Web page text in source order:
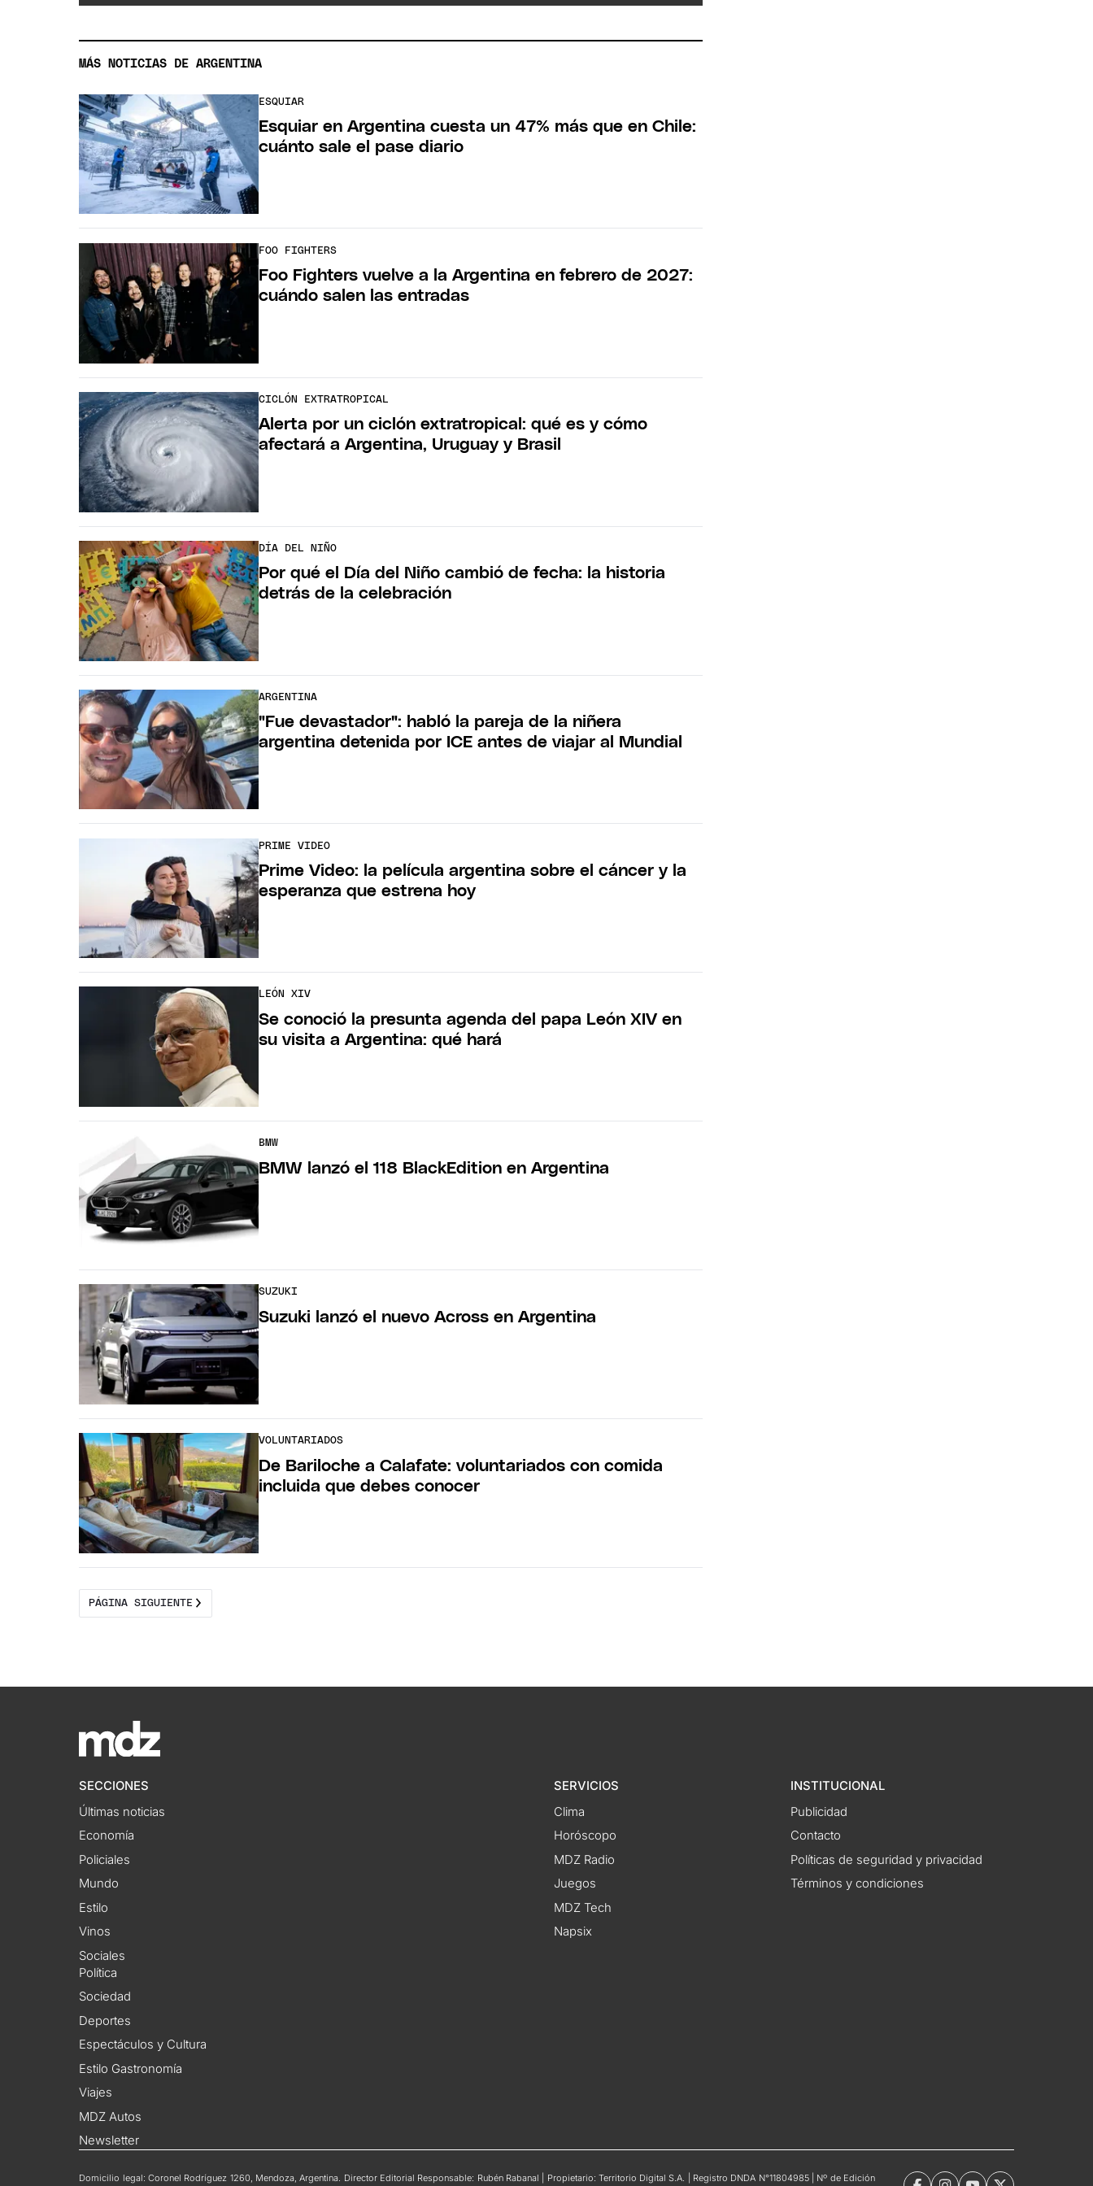
MÁS NOTICIAS DE ARGENTINA
ESQUIAR
Esquiar en Argentina cuesta un 47% más que en Chile:
cuánto sale el pase diario
FOO FIGHTERS
Foo Fighters vuelve a la Argentina en febrero de 2027:
cuándo salen las entradas
CICLÓN EXTRATROPICAL
Alerta por un ciclón extratropical: qué es y cómo
afectará a Argentina, Uruguay y Brasil
DÍA DEL NIÑO
Por qué el Día del Niño cambió de fecha: la historia
detrás de la celebración
ARGENTINA
"Fue devastador": habló la pareja de la niñera
argentina detenida por ICE antes de viajar al Mundial
PRIME VIDEO
Prime Video: la película argentina sobre el cáncer y la
esperanza que estrena hoy
LEÓN XIV
Se conoció la presunta agenda del papa León XIV en
su visita a Argentina: qué hará
BMW
BMW lanzó el 118 BlackEdition en Argentina
SUZUKI
Suzuki lanzó el nuevo Across en Argentina
VOLUNTARIADOS
De Bariloche a Calafate: voluntariados con comida
incluida que debes conocer
PÁGINA SIGUIENTE
SECCIONES
Últimas noticias
Economía
Policiales
Mundo
Estilo
Vinos
Sociales
Política
Sociedad
Deportes
Espectáculos y Cultura
Estilo Gastronomía
Viajes
MDZ Autos
Newsletter
SERVICIOS
Clima
Horóscopo
MDZ Radio
Juegos
MDZ Tech
Napsix
INSTITUCIONAL
Publicidad
Contacto
Políticas de seguridad y privacidad
Términos y condiciones
Domicilio legal: Coronel Rodríguez 1260, Mendoza, Argentina. Director Editorial Responsable: Rubén Rabanal | Propietario: Territorio Digital S.A. | Registro DNDA N°11804985 | Nº de Edición